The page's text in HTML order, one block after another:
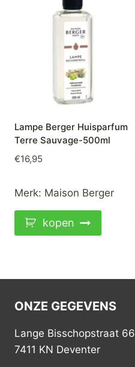
Lampe Berger Huisparfum
Terre Sauvage-500ml
€16,95
Merk: Maison Berger
kopen
ONZE GEGEVENS
Lange Bisschopstraat 66
7411 KN Deventer